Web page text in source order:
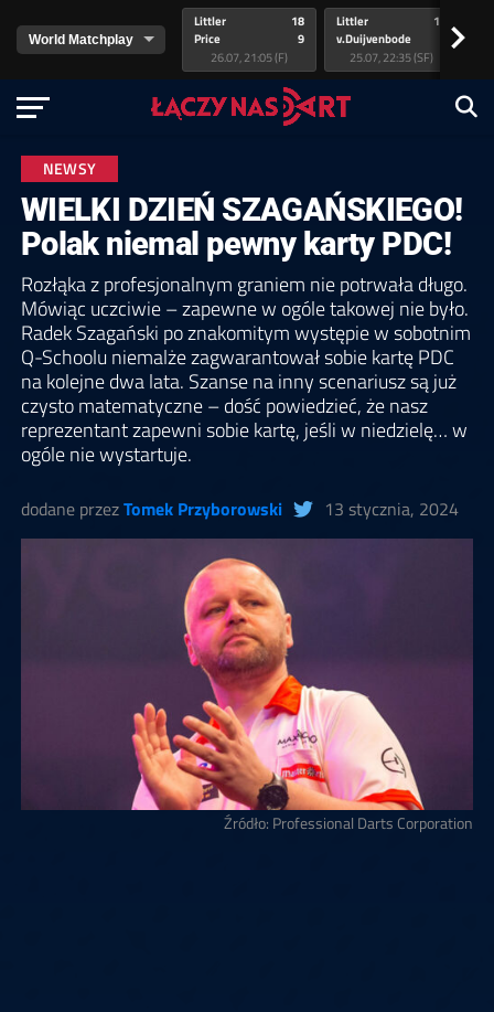
Littler
Price
18
9
26.07, 21:05 (F)
Littler
v.Duijvenbode
17
25.07, 22:35 (SF)
>
NEWSY
WIELKI DZIEŃ SZAGAŃSKIEGO!
Polak niemal pewny karty PDC!
Rozłąka z profesjonalnym graniem nie potrwała długo.
Mówiąc uczciwie – zapewne w ogóle takowej nie było.
Radek Szagański po znakomitym występie w sobotnim
Q-Schoolu niemalże zagwarantował sobie kartę PDC
na kolejne dwa lata. Szanse na inny scenariusz są już
czysto matematyczne – dość powiedzieć, że nasz
reprezentant zapewni sobie kartę, jeśli w niedzielę… w
ogóle nie wystartuje.
dodane przezTomek Przyborowski 13 stycznia, 2024
Źródło: Professional Darts Corporation